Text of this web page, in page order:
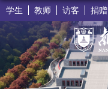
学生 教师 访客 捐赠